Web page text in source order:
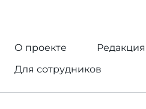
О проекте
Редакция
Для сотрудников